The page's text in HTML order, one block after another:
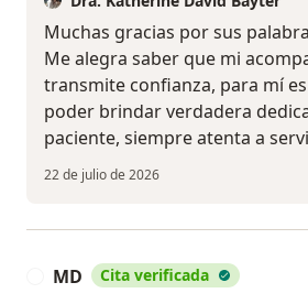
Muchas gracias por sus
Me alegra saber que mi
transmite confianza, para mí
poder brindar verdadera
paciente, siempre atenta a
22 de julio de 2026
MD Cita verificada